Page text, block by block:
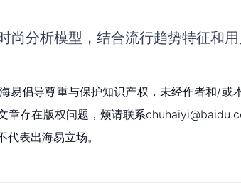
尚分析模型，结合流行趋势特征和
易倡导尊重与保护知识产权，未经作者和/或
章存在版权问题，烦请联系
表出海易立场。